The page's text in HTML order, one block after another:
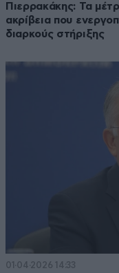
Πιερρακάκης: Τα
ακρίβεια που
διαρκούς στήριξης
01·04·2026 14:33